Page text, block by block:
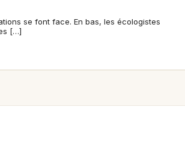
se font face. En bas, les écologistes
[…]